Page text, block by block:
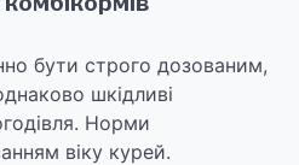
бути строго дозованим,
шкідливі
Норми
віку курей.